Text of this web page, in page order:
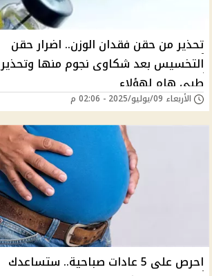
تحذير من حقن فقدان الوزن.. اضرار حقن
التخسيس بعد شكاوى نجوم منها وتحذير
طبي هام لهؤلاء
الأربعاء 09/يوليو/2025 - 02:06 م
احرص على 5 عادات صباحية.. ستساعدك